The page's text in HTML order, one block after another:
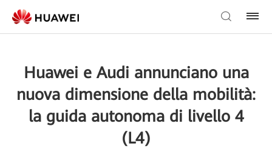
Huawei e Audi annunciano una
nuova dimensione della mobilità:
la guida autonoma di livello 4
(L4)